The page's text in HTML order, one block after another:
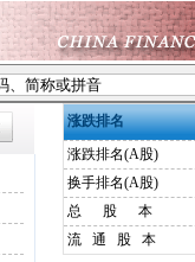
涨跌排名
涨跌排名(A股)
换手排名(A股)
总
股 本
流
通 股 本